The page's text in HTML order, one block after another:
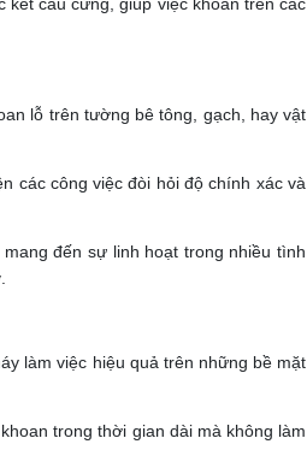
lỗ trên tường bê tông, gạch, hay vật
các công việc đòi hỏi độ chính xác và
đến sự linh hoạt trong nhiều tình
làm việc hiệu quả trên những bề mặt
trong thời gian dài mà không làm